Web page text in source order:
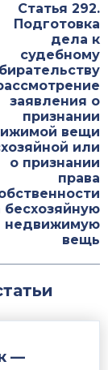
Статья 292.
Подготовка
дела к
судебному
заявления о
признании
вещи
или
о признании
права
бесхозяйную
недвижимую
вещь
—